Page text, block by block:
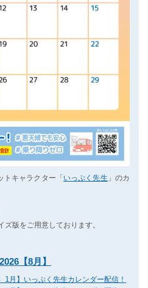
トキャラクター「 いっぷく先生 」のカ
版をご用意しております。
【8月】
1月】いっぷく先生カレンダー配信！